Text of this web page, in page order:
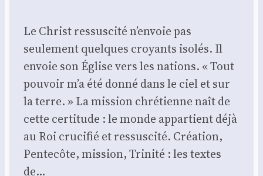
Le Christ ressuscité n’envoie pas
seulement quelques croyants isolés. Il
envoie son Église vers les nations. « Tout
pouvoir m’a été donné dans le ciel et sur
la terre. » La mission chrétienne naît de
cette certitude : le monde appartient déjà
au Roi crucifié et ressuscité. Création,
Pentecôte, mission, Trinité : les textes
de…